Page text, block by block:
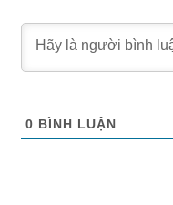
0 BÌNH LUẬN